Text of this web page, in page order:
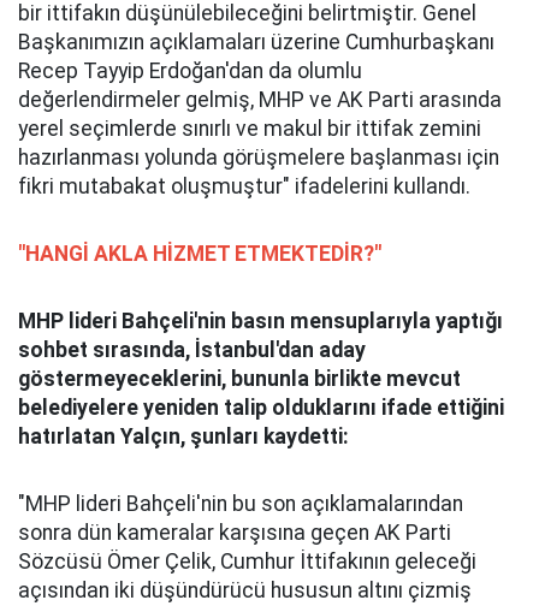
bir ittifakın düşünülebileceğini belirtmiştir. Genel
Başkanımızın açıklamaları üzerine Cumhurbaşkanı
Recep Tayyip Erdoğan'dan da olumlu
değerlendirmeler gelmiş, MHP ve AK Parti arasında
yerel seçimlerde sınırlı ve makul bir ittifak zemini
hazırlanması yolunda görüşmelere başlanması için
fikri mutabakat oluşmuştur" ifadelerini kullandı.
"HANGİ AKLA HİZMET ETMEKTEDİR?"
MHP lideri Bahçeli'nin basın mensuplarıyla yaptığı
sohbet sırasında, İstanbul'dan aday
göstermeyeceklerini, bununla birlikte mevcut
belediyelere yeniden talip olduklarını ifade ettiğini
hatırlatan Yalçın, şunları kaydetti:
"MHP lideri Bahçeli'nin bu son açıklamalarından
sonra dün kameralar karşısına geçen AK Parti
Sözcüsü Ömer Çelik, Cumhur İttifakının geleceği
açısından iki düşündürücü hususun altını çizmiş